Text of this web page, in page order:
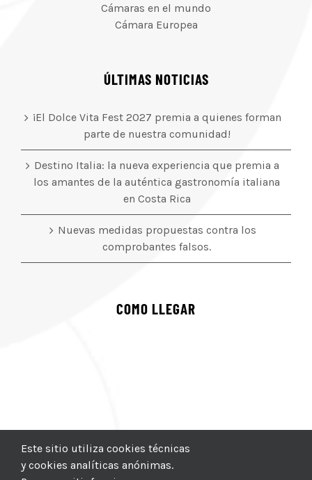
Cámaras en el mundo
Cámara Europea
ÚLTIMAS NOTICIAS
¡El Dolce Vita Fest 2027 premia a quienes forman
parte de nuestra comunidad!
Destino Italia: la nueva experiencia que premia a
los amantes de la auténtica gastronomía italiana
en Costa Rica
Nuevas medidas propuestas contra los
comprobantes falsos.
COMO LLEGAR
Este sitio utiliza cookies técnicas
y cookies analíticas anónimas.